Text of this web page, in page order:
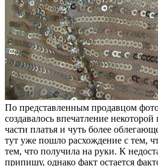
По представленным продавцом
создавалось впечатление
части платья и чуть более
тут уже пошло расхождение с тем,
тем, что получила на руки. К
припишу, однако факт остается